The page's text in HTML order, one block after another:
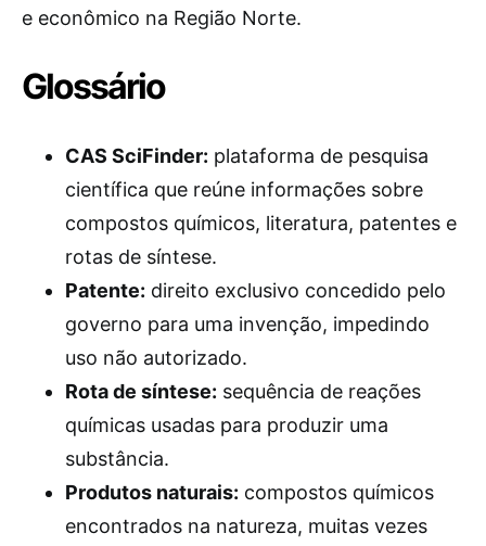
e econômico na Região Norte.
Glossário
CAS SciFinder: plataforma de pesquisa
científica que reúne informações sobre
compostos químicos, literatura, patentes e
rotas de síntese.
Patente: direito exclusivo concedido pelo
governo para uma invenção, impedindo
uso não autorizado.
Rota de síntese: sequência de reações
químicas usadas para produzir uma
substância.
Produtos naturais: compostos químicos
encontrados na natureza, muitas vezes